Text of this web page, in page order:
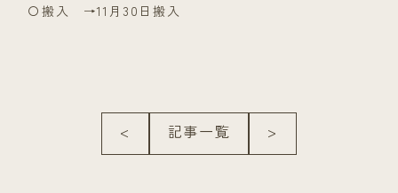
〇搬入 →11月30日搬入
< 記事一覧 >